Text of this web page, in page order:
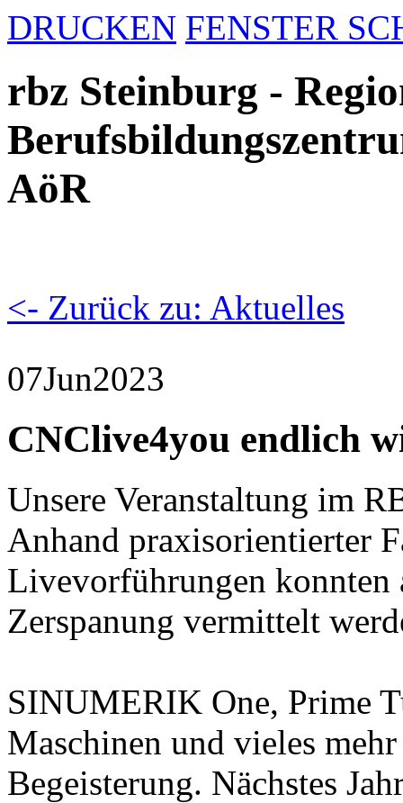
DRUCKEN FENSTER
rbz Steinburg -
AöR
<- Zurück zu: Aktuelles
07Jun2023
CNClive4you endlich
Unsere Veranstaltung im
Anhand praxisorientierter
Livevorführungen konnten
Zerspanung vermittelt
SINUMERIK One, Prime
Maschinen und vieles
Begeisterung. Nächstes